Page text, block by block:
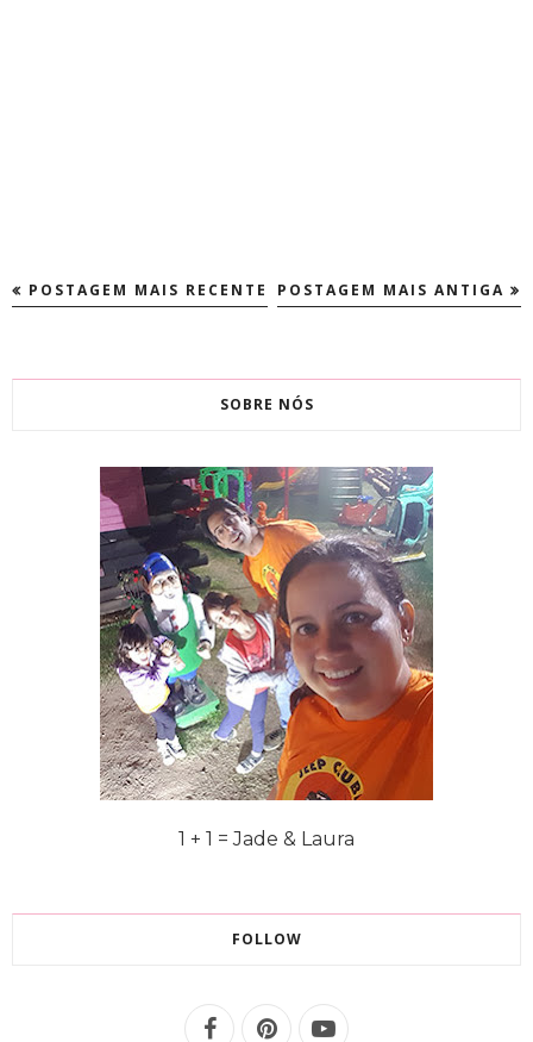
POSTAGEM MAIS RECENTE POSTAGEM MAIS ANTIGA
SOBRE NÓS
1 + 1 = Jade & Laura
FOLLOW